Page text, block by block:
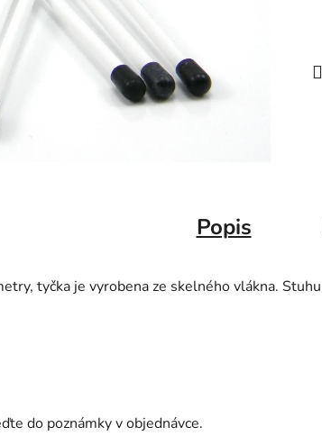
Popis
tyčka je vyrobena ze skelného vlákna.
do poznámky v objednávce.